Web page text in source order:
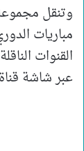
وتنقل
مباريات
القنوات
عبر شاشة قناة beIN Sports HD 1.